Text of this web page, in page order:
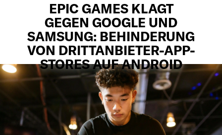
EPIC GAMES KLAGT
GEGEN GOOGLE UND
SAMSUNG: BEHINDERUNG
VON DRITTANBIETER-APP-
STORES AUF ANDROID